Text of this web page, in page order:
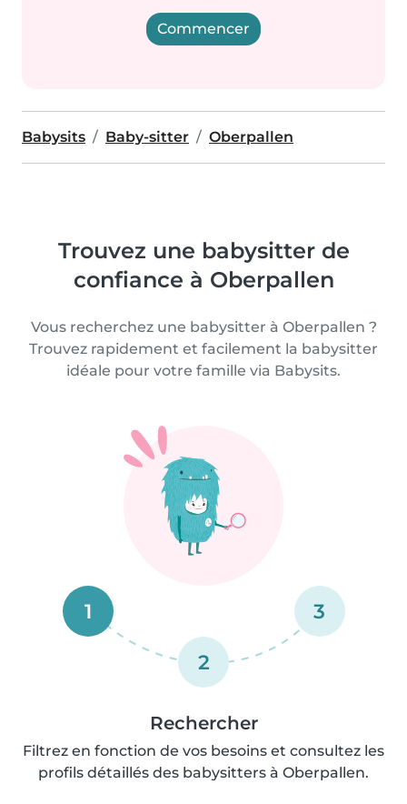
Commencer
Babysits Baby-sitter Oberpallen
Trouvez une babysitter de
confiance à Oberpallen
Vous recherchez une babysitter à Oberpallen ?
Trouvez rapidement et facilement la babysitter
idéale pour votre famille via Babysits.
1
2
3
Rechercher
Filtrez en fonction de vos besoins et consultez les
profils détaillés des babysitters à Oberpallen.